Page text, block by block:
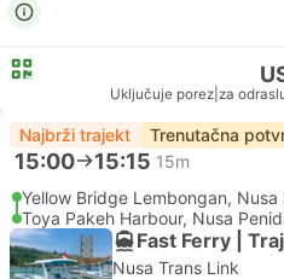
Uključuje porez za
Najbrži trajekt Trenutačna
15:00 15:15 15m
Yellow Bridge Lembongan, Nusa
Toya Pakeh Harbour, Nusa
Fast Ferry |
Nusa Trans Link